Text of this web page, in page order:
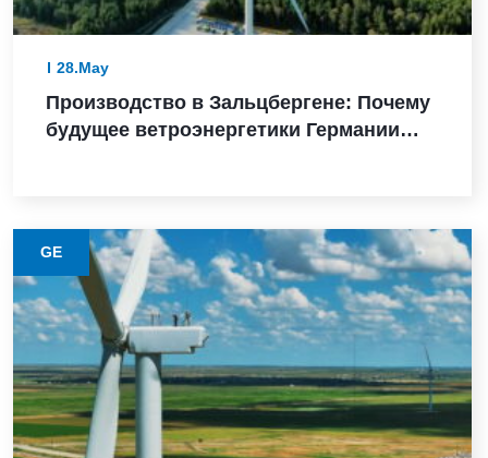
28.May
Производство в Зальцбергене: Почему
будущее ветроэнергетики Германии
GE